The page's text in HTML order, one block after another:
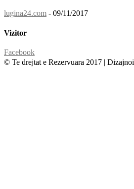
lugina24.com - 09/11/2017
Vizitor
Facebook
© Te drejtat e Rezervuara 2017 | Dizajnoi